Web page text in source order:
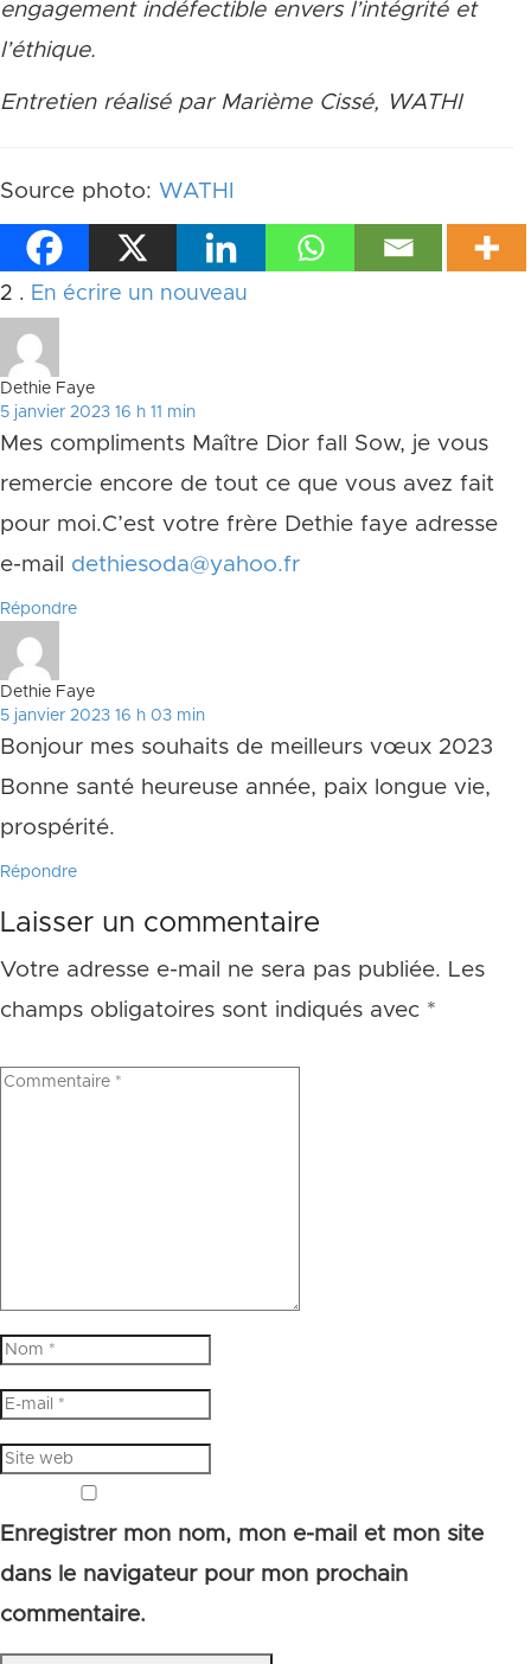
engagement indéfectible envers l’intégrité et
l’éthique.
Entretien réalisé par Marième Cissé, WATHI
Source photo: WATHI
2 Commentaires
. En écrire un nouveau
Dethie Faye
5 janvier 2023 16 h 11 min
Mes compliments Maître Dior fall Sow, je vous
remercie encore de tout ce que vous avez fait
pour moi.C’est votre frère Dethie faye adresse
e-mail dethiesoda@yahoo.fr
Répondre
Dethie Faye
5 janvier 2023 16 h 03 min
Bonjour mes souhaits de meilleurs vœux 2023
Bonne santé heureuse année, paix longue vie,
prospérité.
Répondre
Laisser un commentaire
Votre adresse e-mail ne sera pas publiée. Les
champs obligatoires sont indiqués avec *
Enregistrer mon nom, mon e-mail et mon site
dans le navigateur pour mon prochain
commentaire.